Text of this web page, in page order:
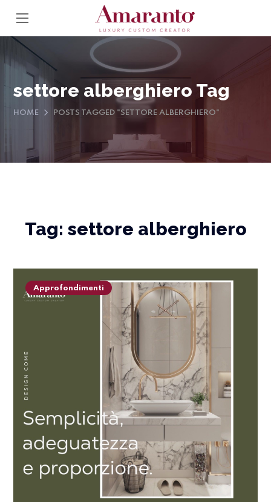
settore alberghiero Tag
HOME POSTS TAGGED "SETTORE ALBERGHIERO"
Tag: settore alberghiero
Approfondimenti